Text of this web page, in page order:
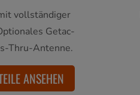
vollständiger
Getac-
Thru-Antenne.
ANSEHEN